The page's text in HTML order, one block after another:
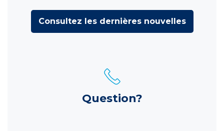
Consultez les dernières nouvelles
Question?